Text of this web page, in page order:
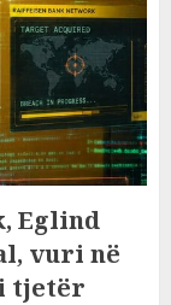
Eglind
vuri në
tjetër